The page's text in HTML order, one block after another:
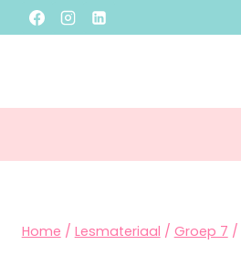
Home / Lesmateriaal / Groep 7 /